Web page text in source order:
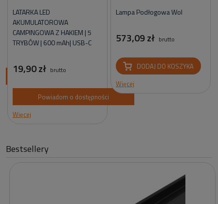
LATARKA LED
AKUMULATOROWA
CAMPINGOWA Z HAKIEM | 5
TRYBÓW | 600 mAh| USB-C
19,90 zł brutto
Powiadom o dostępności
Więcej
Lampa Podłogowa Wol
573,09 zł brutto
DODAJ DO KOSZYKA
Więcej
Bestsellery